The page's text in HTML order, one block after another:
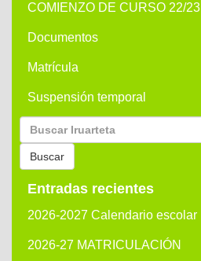
COMIENZO DE CURSO 22/23
Documentos
Matrícula
Suspensión temporal
Buscar
por:
Buscar
Entradas recientes
2026-2027 Calendario escolar
2026-27 MATRICULACIÓN